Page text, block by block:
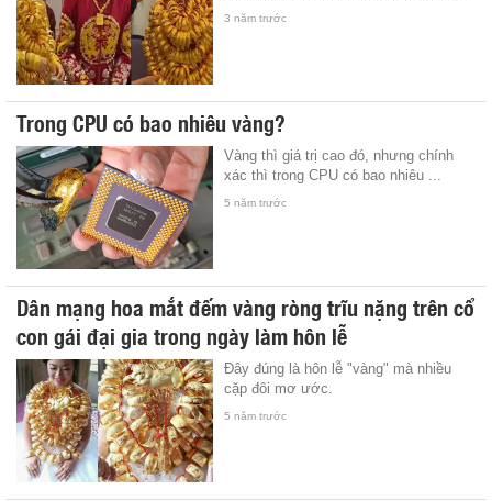
3 năm trước
Trong CPU có bao nhiêu vàng?
Vàng thì giá trị cao đó, nhưng chính
xác thì trong CPU có bao nhiêu ...
5 năm trước
Dân mạng hoa mắt đếm vàng ròng trĩu nặng trên cổ
con gái đại gia trong ngày làm hôn lễ
Đây đúng là hôn lễ "vàng" mà nhiều
cặp đôi mơ ước.
5 năm trước